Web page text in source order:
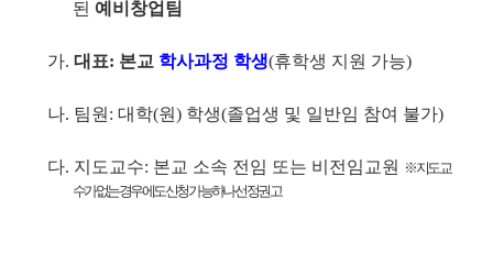
된 예비창업팀
가. 대표: 본교 학사과정 학생(휴학생 지원 가능)
나. 팀원: 대학(원) 학생(졸업생 및 일반임 참여 불가)
다. 지도교수: 본교 소속 전임 또는 비전임교원 ※ 지도교
수가 없는 경우에도 신청 가능하나 선정 권고